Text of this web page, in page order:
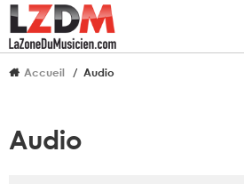
Accueil Audio
Audio